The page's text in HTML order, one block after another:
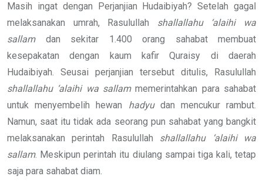
Masih ingat dengan Perjanjian Hudaibiyah? Setelah gagal
melaksanakan umrah, Rasulullah shallallahu ‘alaihi wa
sallamdan sekitar 1.400 orang sahabat membuat
kesepakatan dengan kaum kafir Quraisy di daerah
Hudaibiyah. Seusai perjanjian tersebut ditulis, Rasulullah
shallallahu ‘alaihi wa sallammemerintahkan para sahabat
untuk menyembelih hewan hadyu dan mencukur rambut.
Namun, saat itu tidak ada seorang pun sahabat yang bangkit
melaksanakan perintah Rasulullah shallallahu ‘alaihi wa
sallam. Meskipun perintah itu diulang sampai tiga kali, tetap
saja para sahabat diam.